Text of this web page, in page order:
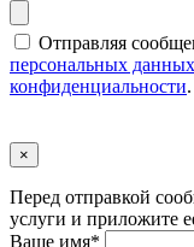
Отправляя
персональных данных
конфиденциальности.
×
Перед отправкой
услуги и приложите
Ваше имя*